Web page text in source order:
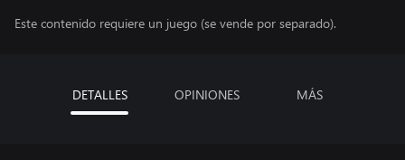
Este contenido requiere un juego (se vende por separado).
DETALLES OPINIONES MÁS